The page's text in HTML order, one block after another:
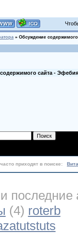
» Обсуждение содержимого
сайта - Эфебия
приходят в поиске:
и последние
(4) roterb